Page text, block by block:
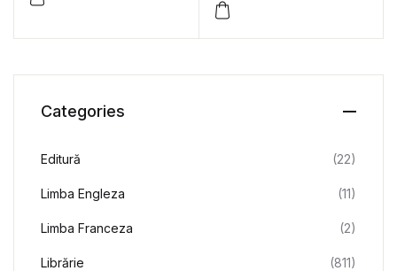
Horga (coord.)
Categories
Editură (22)
Limba Engleza (11)
Limba Franceza (2)
Librărie (811)